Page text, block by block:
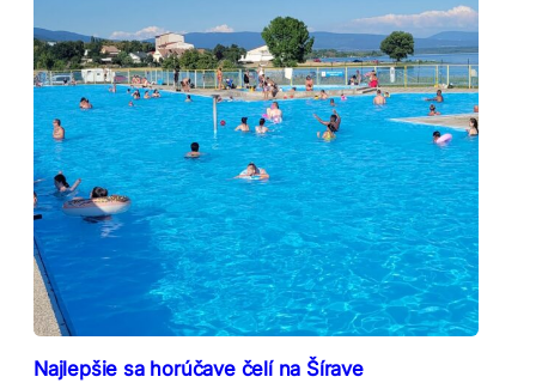
Najlepšie sa horúčave čelí na Šírave